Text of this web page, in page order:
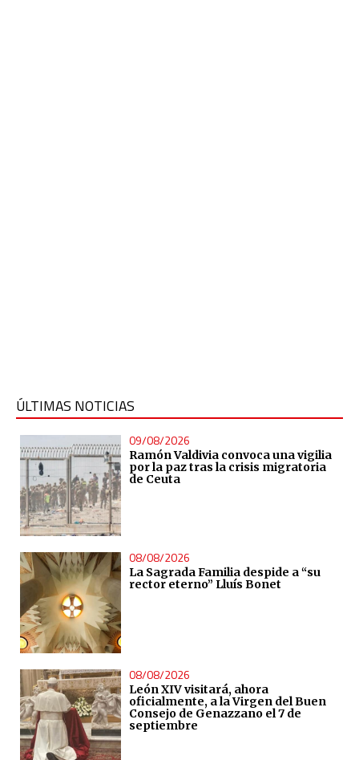
ÚLTIMAS NOTICIAS
09/08/2026
Ramón Valdivia convoca una vigilia
por la paz tras la crisis migratoria
de Ceuta
08/08/2026
La Sagrada Familia despide a “su
rector eterno” Lluís Bonet
08/08/2026
León XIV visitará, ahora
oficialmente, a la Virgen del Buen
Consejo de Genazzano el 7 de
septiembre